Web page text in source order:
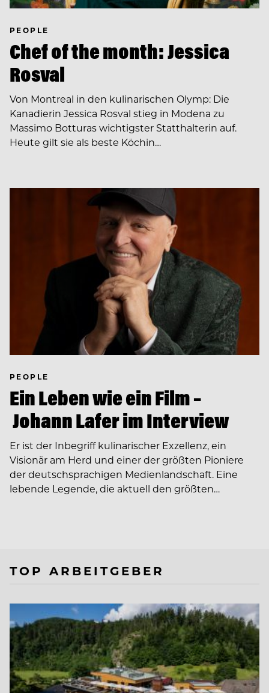
PEOPLE
Chef of the month: Jessica
Rosval
Von Montreal in den kulinarischen Olymp: Die
Kanadierin Jessica Rosval stieg in Modena zu
Massimo Botturas wichtigster Statthalterin auf.
Heute gilt sie als beste Köchin…
PEOPLE
Ein Leben wie ein Film –
Johann Lafer im Interview
Er ist der Inbegriff kulinarischer Exzellenz, ein
Visionär am Herd und einer der größten Pioniere
der deutschsprachigen Medienlandschaft. Eine
lebende Legende, die aktuell den größten…
TOP ARBEITGEBER